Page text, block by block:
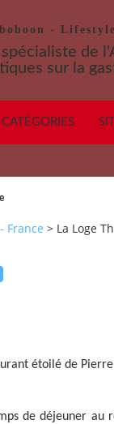
-
de
sur la
CATÉGORIES
France > La Loge
étoilé de
de déjeuner au